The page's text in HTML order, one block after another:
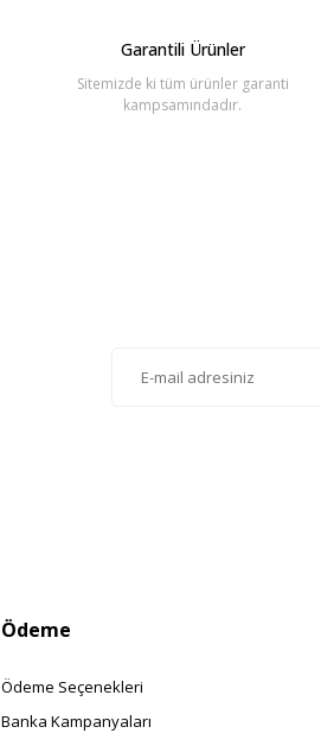
Garantili Ürünler
Sitemizde ki tüm ürünler garanti
kampsamındadır.
Ödeme
Ödeme Seçenekleri
Banka Kampanyaları